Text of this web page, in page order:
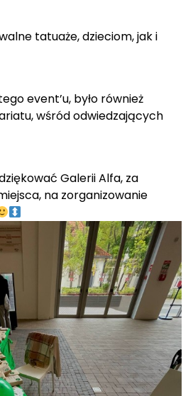
tatuaże, dzieciom, jak i
event’u, było również
wśród odwiedzających
Galerii Alfa, za
na zorganizowanie